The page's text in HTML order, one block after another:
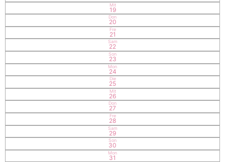
Mit
19
Don
20
Fre
21
Sam
22
Son
23
Mon
24
Die
25
Mit
26
Don
27
Fre
28
Sam
29
Son
30
Mon
31